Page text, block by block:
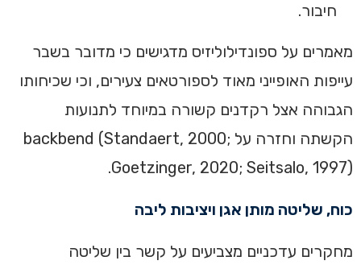
חיבור.
מאמרים על ספונדילוליזיס מדגישים כי מדובר בשבר
עייפות האופייני מאוד לספורטאים צעירים, וכי שכיחותו
הגבוהה אצל רקדנים קשורה במיוחד לתנועות
הקשתה וחזרה על backbend (Standaert, 2000;
Goetzinger, 2020; Seitsalo, 1997).
כוח, שליטה מותן אגן ויציבות ליבה
מחקרים עדכניים מצביעים על קשר בין שליטה